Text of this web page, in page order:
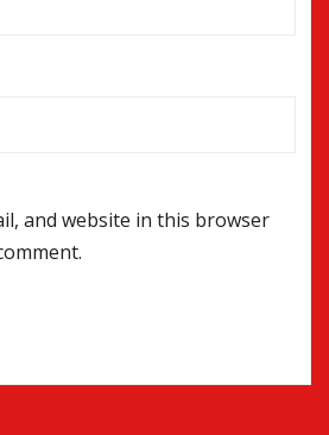
and website in this browser